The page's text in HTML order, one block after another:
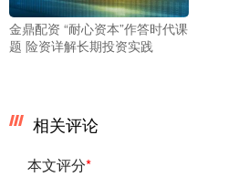
金鼎配资 “耐心资本”作答时代课
题 险资详解长期投资实践
相关评论
本文评分*